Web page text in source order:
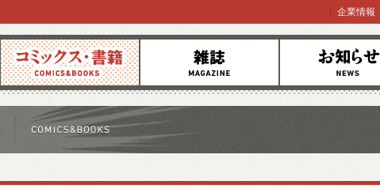
コミックス 雑誌 お知らせ
企業情報